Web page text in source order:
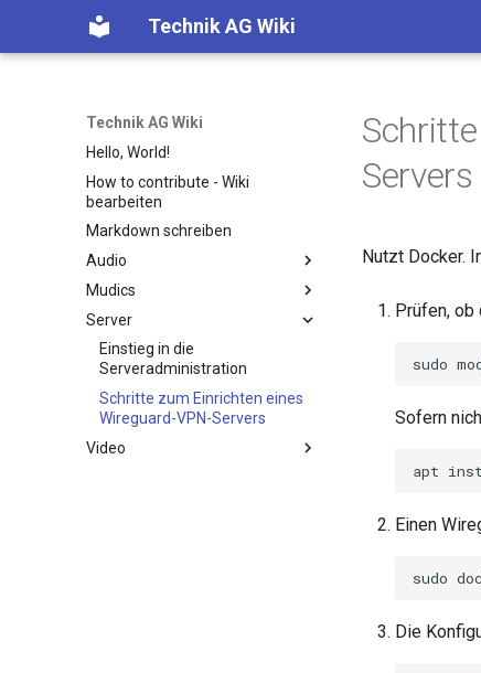
Technik AG Wiki
Technik AG Wiki
Hello, World!
How to contribute - Wiki
bearbeiten
Markdown schreiben
Audio
Einführung
Signalquellen
Signalverarbeitung
Signalübertragung
Verstärkung
Wiedergabe
Mudics
Einleitung
Fehlerbehebung
Server
Einstieg in die
Serveradministration
Schritte zum Einrichten eines
Wireguard-VPN-Servers
Video
Servers
Nutzt Docker.
Prüfen, ob
sudo
Sofern
apt
Einen
sudo
Die